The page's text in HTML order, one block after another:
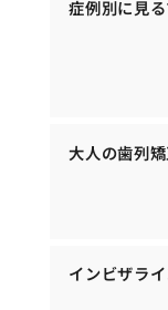
症例別に見
大人の歯列
インビザラ